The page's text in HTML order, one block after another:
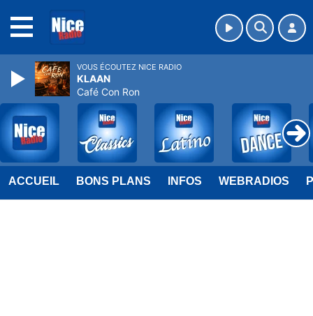
ACCUEIL BONS PLANS INFOS WEBRADIOS
VOUS ÉCOUTEZ NICE RADIO
KLAAN
Café Con Ron